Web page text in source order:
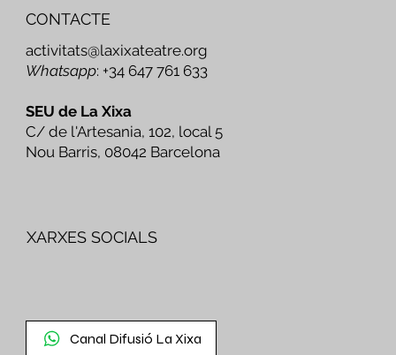
CONTACTE
activitats@laxixateatre.org
Whatsapp: +34 647 761 633
SEU de La Xixa
C/ de l'Artesania, 102, local 5
Nou Barris, 08042 Barcelona
XARXES SOCIALS
Canal Difusió La Xixa